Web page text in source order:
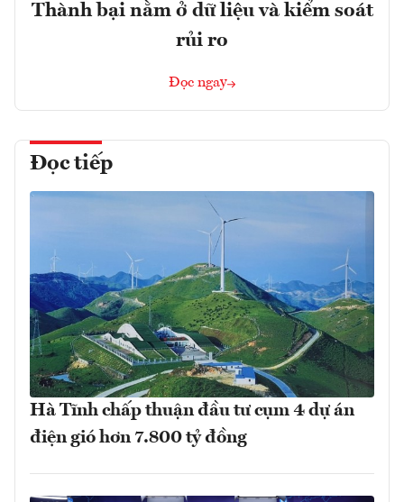
Thành bại nằm ở dữ liệu và kiểm soát
rủi ro
Đọc ngay
Đọc tiếp
Hà Tĩnh chấp thuận đầu tư cụm 4 dự án
điện gió hơn 7.800 tỷ đồng